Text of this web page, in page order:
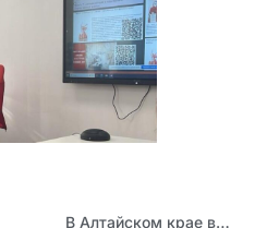
В Алтайском крае впервые состоялся фестиваль робототехники!